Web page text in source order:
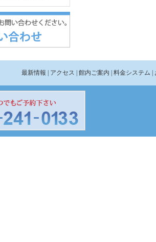
最新情報 | アクセス | 館内ご案内 | 料金システム